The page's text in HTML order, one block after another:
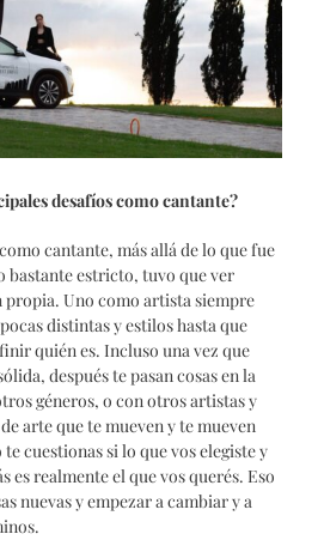
desafíos como cantante?
cantante, más allá de lo que fue
bastante estricto, tuvo que ver
propia. Uno como artista siempre
distintas y estilos hasta que
quién es. Incluso una vez que
después te pasan cosas en la
géneros, o con otros artistas y
arte que te mueven y te mueven
cuestionas si lo que vos elegiste y
es realmente el que vos querés. Eso
nuevas y empezar a cambiar y a